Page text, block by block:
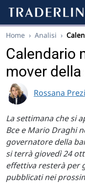
Home › Analisi ›
Calendario
mover
Rossana
La settimana che si
Bce e Mario Draghi
governatore della
si terrà giovedì 24
effettiva resterà per
pubblicati nei